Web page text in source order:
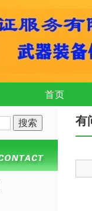
首页
有